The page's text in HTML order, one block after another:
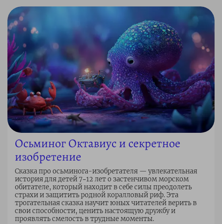
Осьминог Октавиус и секретное
изобретение
Сказка про осьминога-изобретателя — увлекательная
история для детей 7–12 лет о застенчивом морском
обитателе, который находит в себе силы преодолеть
страхи и защитить родной коралловый риф. Эта
трогательная сказка научит юных читателей верить в
свои способности, ценить настоящую дружбу и
проявлять смелость в трудные моменты.